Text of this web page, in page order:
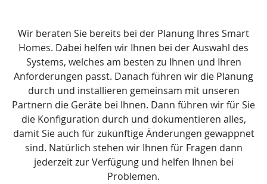
Wir beraten Sie bereits bei der Planung Ihres Smart
Homes. Dabei helfen wir Ihnen bei der Auswahl des
Systems, welches am besten zu Ihnen und Ihren
Anforderungen passt. Danach führen wir die Planung
durch und installieren gemeinsam mit unseren
Partnern die Geräte bei Ihnen. Dann führen wir für Sie
die Konfiguration durch und dokumentieren alles,
damit Sie auch für zukünftige Änderungen gewappnet
sind. Natürlich stehen wir Ihnen für Fragen dann
jederzeit zur Verfügung und helfen Ihnen bei
Problemen.